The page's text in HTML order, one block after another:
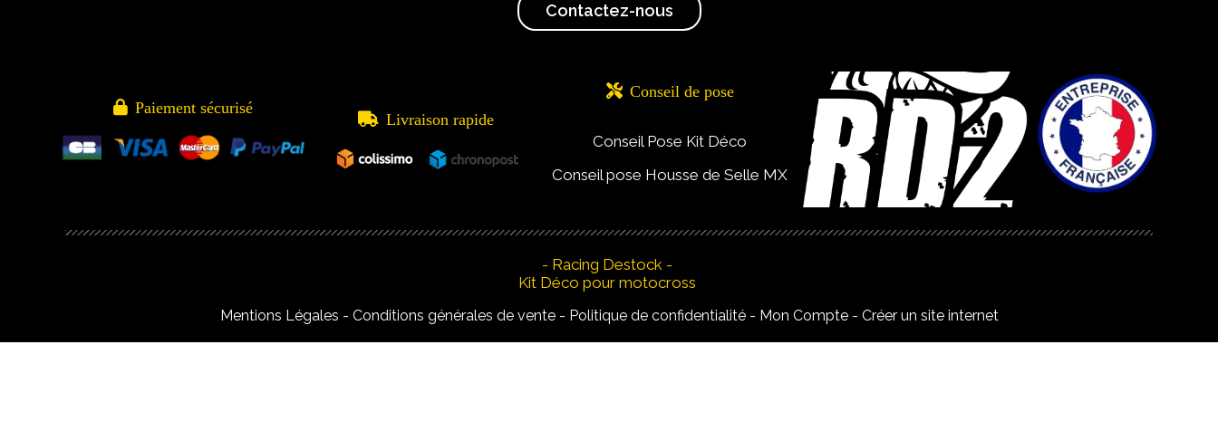
Contactez-nous
 Paiement sécurisé
 Livraison rapide
 Conseil de pose
Conseil Pose Kit Déco
Conseil pose Housse de Selle MX
- Racing Destock -
Kit Déco pour motocross
Mentions Légales Conditions générales de vente Politique de confidentialité Mon Compte Créer un site internet